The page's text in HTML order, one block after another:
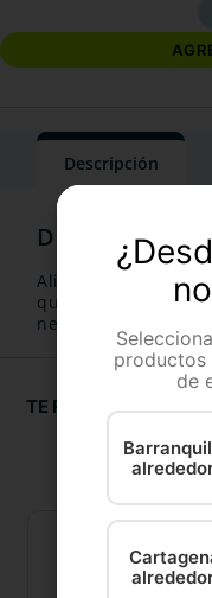
Descripción
Alimento
que ofrece un perfil
necesidades de los
TE RECOMENDAMOS
productos
de